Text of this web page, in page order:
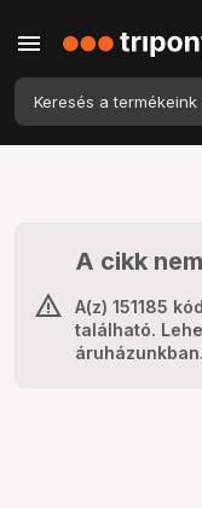
menu
A cikk
A(z) 151185
található.
áruházunkban.